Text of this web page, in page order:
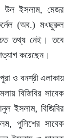
উল ইসলাম, মেজর
(অব.) মখছুরুল
তথ্য নেই। তবে
করেছেন।
ও বনশ্রী এলাকায়
বিজিবির সাবেক
ইসলাম, বিজিবির
পুলিশের সাবেক